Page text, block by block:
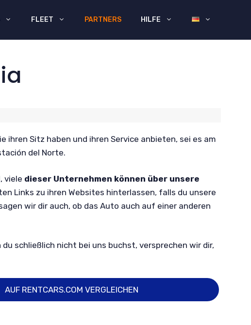
FLEET PARTNERS HILFE
ihren Sitz haben und ihren Service anbieten, sei es am
del Norte.
viele dieser Unternehmen können über unsere
Links zu ihren Websites hinterlassen, falls du unsere
wir dir auch, ob das Auto auch auf einer anderen
schließlich nicht bei uns buchst, versprechen wir dir,
AUF RENTCARS.COM VERGLEICHEN